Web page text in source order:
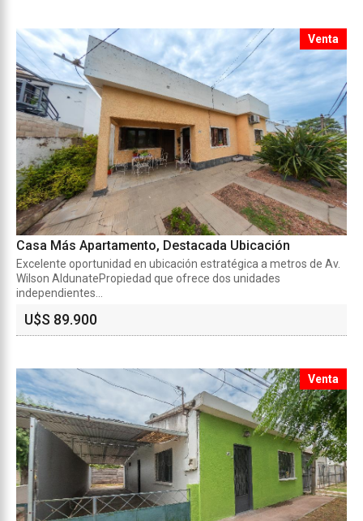
Venta
Casa Más Apartamento, Destacada Ubicación
Excelente oportunidad en ubicación estratégica a metros de Av.
Wilson AldunatePropiedad que ofrece dos unidades
independientes...
U$S 89.900
Venta